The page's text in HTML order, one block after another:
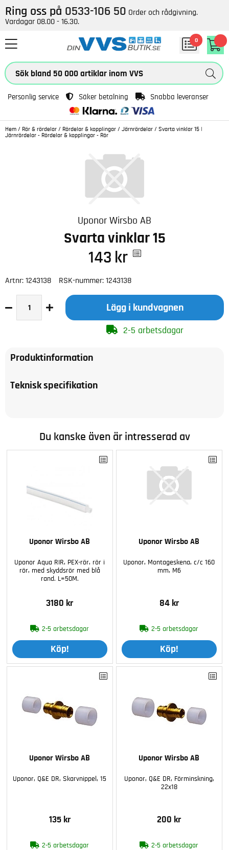
Ring oss på 0533-106 50 Order och rådgivning.
Vardagar 08.00 - 16.30.
0
Personlig service Säker betalning Snabba leveranser
Hem / Rör & rördelar / Rördelar & kopplingar / Järnrördelar / Svarta vinklar 15 |
Järnrördelar - Rördelar & kopplingar - Rör
Uponor Wirsbo AB
Svarta vinklar 15
143 kr
Artnr: 1243138 RSK-nummer: 1243138
Lägg i kundvagnen
2-5 arbetsdagar
Produktinformation
Teknisk specifikation
Du kanske även är intresserad av
Uponor Wirsbo AB
Uponor Aqua RIR, PEX-rör, rör i
rör, med skyddsrör med blå
rand. L=50M.
3180 kr
2-5 arbetsdagar
Köp!
Uponor Wirsbo AB
Uponor, Montageskena, c/c 160
mm, M6
84 kr
2-5 arbetsdagar
Köp!
Uponor Wirsbo AB
Uponor, Q&E DR, Skarvnippel, 15
135 kr
2-5 arbetsdagar
Uponor Wirsbo AB
Uponor, Q&E DR, Förminskning,
22x18
200 kr
2-5 arbetsdagar